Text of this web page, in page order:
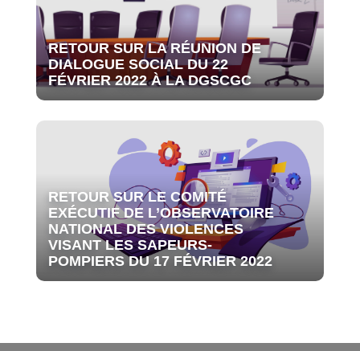
RETOUR SUR LA RÉUNION DE
DIALOGUE SOCIAL DU 22
FÉVRIER 2022 À LA DGSCGC
RETOUR SUR LE COMITÉ
EXÉCUTIF DE L’OBSERVATOIRE
NATIONAL DES VIOLENCES
VISANT LES SAPEURS-
POMPIERS DU 17 FÉVRIER 2022